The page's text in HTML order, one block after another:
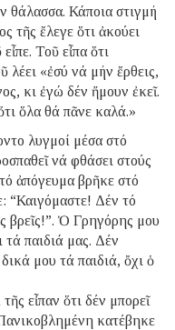
θάλασσα. Κάποια στιγμή
τῆς ἔλεγε ὅτι ἀκούει
Τοῦ εἶπα ὅτι
«ἐσύ νά μήν ἔρθεις,
κι ἐγώ δέν ἤμουν ἐκεῖ.
ὅλα θά πᾶνε καλά.»
λυγμοί μέσα στό
νά φθάσει στούς
ἀπόγευμα βρῆκε στό
“Καιγόμαστε! Δέν τό
βρεῖς!”. Ὁ Γρηγόρης μου
τά παιδιά μας. Δέν
μου τά παιδιά, ὄχι ὁ
εἶπαν ὅτι δέν μπορεῖ
κατέβηκε